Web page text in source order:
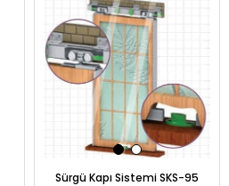
Sürgü Kapı Sistemi SKS-95